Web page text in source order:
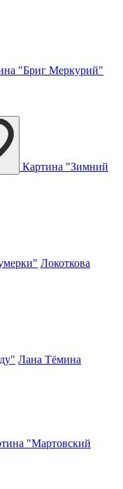
"Бриг Меркурий"
Картина "Зимний
Локоткова
Лана Тёмина
"Мартовский